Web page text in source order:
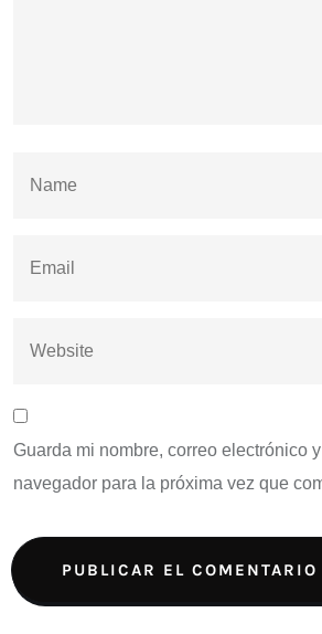
Guarda mi nombre, correo electrónico
navegador para la próxima vez que